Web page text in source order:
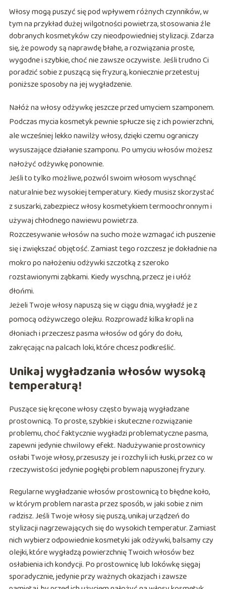
Włosy mogą puszyć się pod wpływem różnych czynników, w
tym na przykład dużej wilgotności powietrza, stosowania źle
dobranych kosmetyków czy nieodpowiedniej stylizacji. Zdarza
się, że powody są naprawdę błahe, a rozwiązania proste,
wygodne i szybkie, choć nie zawsze oczywiste. Jeśli trudno Ci
poradzić sobie z puszącą się fryzurą, koniecznie przetestuj
poniższe sposoby na jej wygładzenie.
Nałóż na włosy odżywkę jeszcze przed umyciem szamponem.
Podczas mycia kosmetyk pewnie spłucze się z ich powierzchni,
ale wcześniej lekko nawilży włosy, dzięki czemu ograniczy
wysuszające działanie szamponu. Po umyciu włosów możesz
nałożyć odżywkę ponownie.
Jeśli to tylko możliwe, pozwól swoim włosom wyschnąć
naturalnie bez wysokiej temperatury. Kiedy musisz skorzystać
z suszarki, zabezpiecz włosy kosmetykiem termoochronnym i
używaj chłodnego nawiewu powietrza.
Rozczesywanie włosów na sucho może wzmagać ich puszenie
się i zwiększać objętość. Zamiast tego rozczesz je dokładnie na
mokro po nałożeniu odżywki szczotką z szeroko
rozstawionymi ząbkami. Kiedy wyschną, przecz je i ułóż
dłońmi.
Jeżeli Twoje włosy napuszą się w ciągu dnia, wygładź je z
pomocą odżywczego olejku. Rozprowadź kilka kropli na
dłoniach i przeczesz pasma włosów od góry do dołu,
zakręcając na palcach loki, które chcesz podkreślić.
Unikaj wygładzania włosów wysoką
temperaturą!
Puszące się kręcone włosy często bywają wygładzane
prostownicą. To proste, szybkie i skuteczne rozwiązanie
problemu, choć faktycznie wygładzi problematyczne pasma,
zapewni jedynie chwilowy efekt. Nadużywanie prostownicy
osłabi Twoje włosy, przesuszy je i rozchyli ich łuski, przez co w
rzeczywistości jedynie pogłębi problem napuszonej fryzury.
Regularne wygładzanie włosów prostownicą to błędne koło,
w którym problem narasta przez sposób, w jaki sobie z nim
radzisz. Jeśli Twoje włosy się puszą, unikaj urządzeń do
stylizacji nagrzewających się do wysokich temperatur. Zamiast
nich wybierz odpowiednie kosmetyki jak odżywki, balsamy czy
olejki, które wygładzą powierzchnię Twoich włosów bez
osłabienia ich kondycji. Po prostownicę lub lokówkę sięgaj
sporadycznie, jedynie przy ważnych okazjach i zawsze